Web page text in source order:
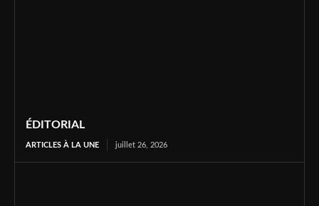
ÉDITORIAL
ARTICLES À LA UNE juillet 26, 2026